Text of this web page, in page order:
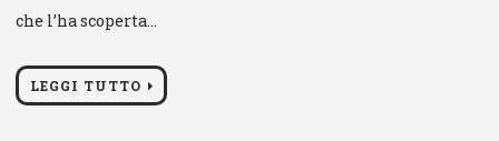
che l’ha scoperta…
LEGGI TUTTO